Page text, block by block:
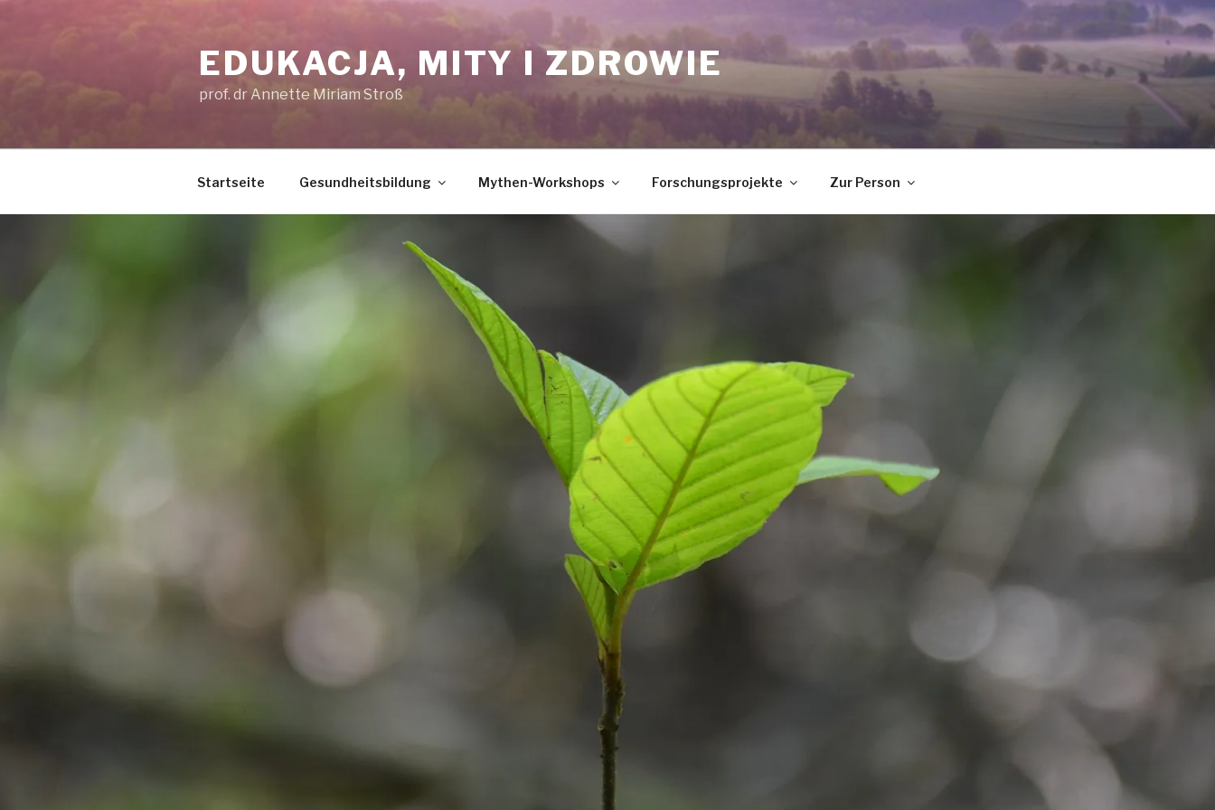
EDUKACJA, MITY I ZDROWIE
prof. dr Annette Miriam Stroß
Startseite Gesundheitsbildung Mythen-Workshops Forschungsprojekte Zur Person